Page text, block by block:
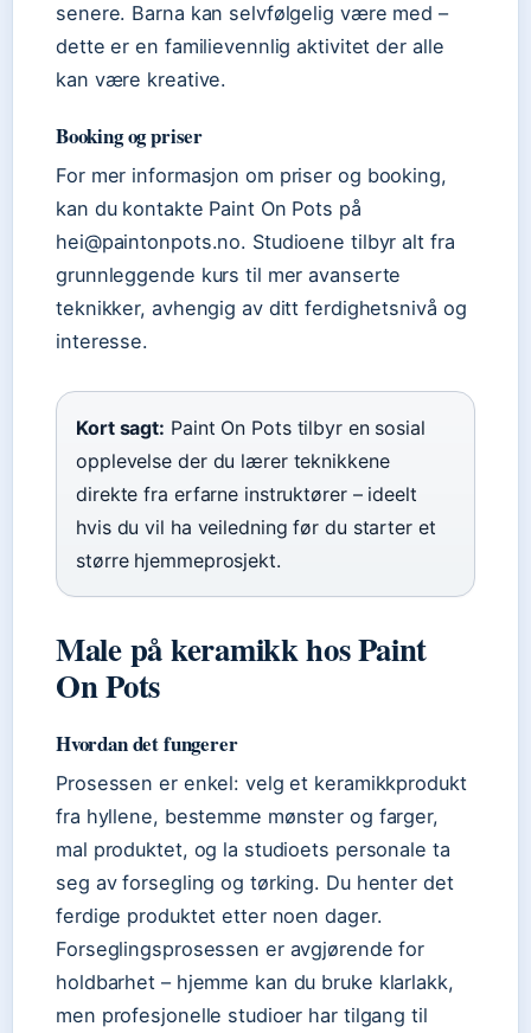
senere. Barna kan selvfølgelig være med –
dette er en familievennlig aktivitet der alle
kan være kreative.
Booking og priser
For mer informasjon om priser og booking,
kan du kontakte Paint On Pots på
hei@paintonpots.no. Studioene tilbyr alt fra
grunnleggende kurs til mer avanserte
teknikker, avhengig av ditt ferdighetsnivå og
interesse.
Kort sagt: Paint On Pots tilbyr en sosial
opplevelse der du lærer teknikkene
direkte fra erfarne instruktører – ideelt
hvis du vil ha veiledning før du starter et
større hjemmeprosjekt.
Male på keramikk hos Paint
On Pots
Hvordan det fungerer
Prosessen er enkel: velg et keramikkprodukt
fra hyllene, bestemme mønster og farger,
mal produktet, og la studioets personale ta
seg av forsegling og tørking. Du henter det
ferdige produktet etter noen dager.
Forseglingsprosessen er avgjørende for
holdbarhet – hjemme kan du bruke klarlakk,
men profesjonelle studioer har tilgang til